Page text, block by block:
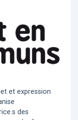
et expression
des